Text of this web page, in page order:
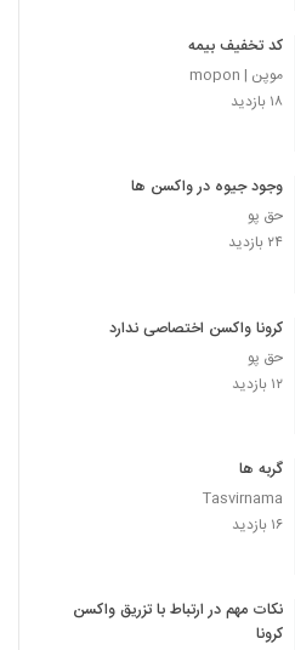
کد تخفیف بیمه
موپن | mopon
۱۸ بازدید
وجود جیوه در واکسن ها
حق پو
۲۴ بازدید
کرونا واکسن اختصاصی ندارد
حق پو
۱۲ بازدید
گربه ها
Tasvirnama
۱۶ بازدید
نکات مهم در ارتباط با تزریق واکسن
کرونا